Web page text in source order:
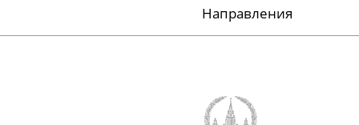
Направления